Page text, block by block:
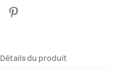
Détails du produit